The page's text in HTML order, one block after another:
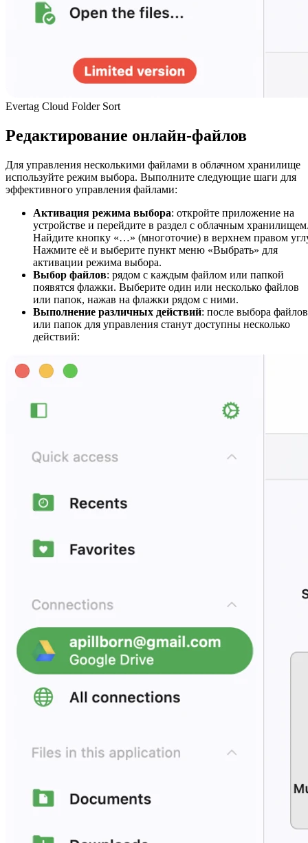
Evertag Cloud Folder Sort
Редактирование онлайн-файлов
Для управления несколькими файлами в облачном хранилище
используйте режим выбора. Выполните следующие шаги для
эффективного управления файлами:
Активация режима выбора: откройте приложение на
устройстве и перейдите в раздел с облачным
Найдите кнопку «…» (многоточие) в верхнем правом
Нажмите её и выберите пункт меню «Выбрать» для
активации режима выбора.
Выбор файлов: рядом с каждым файлом или папкой
появятся флажки. Выберите один или несколько файлов
или папок, нажав на флажки рядом с ними.
Выполнение различных действий: после выбора файлов
или папок для управления станут доступны несколько
действий: